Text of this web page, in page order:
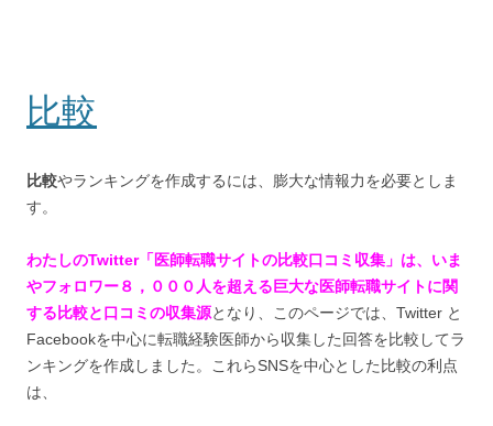
比較
比較やランキングを作成するには、膨大な情報力を必要としま
す。
わたしのTwitter「医師転職サイトの比較口コミ収集」は、いま
やフォロワー８，０００人を超える巨大な医師転職サイトに関
する比較と口コミの収集源となり、このページでは、Twitter と
Facebookを中心に転職経験医師から収集した回答を比較してラ
ンキングを作成しました。これらSNSを中心とした比較の利点
は、